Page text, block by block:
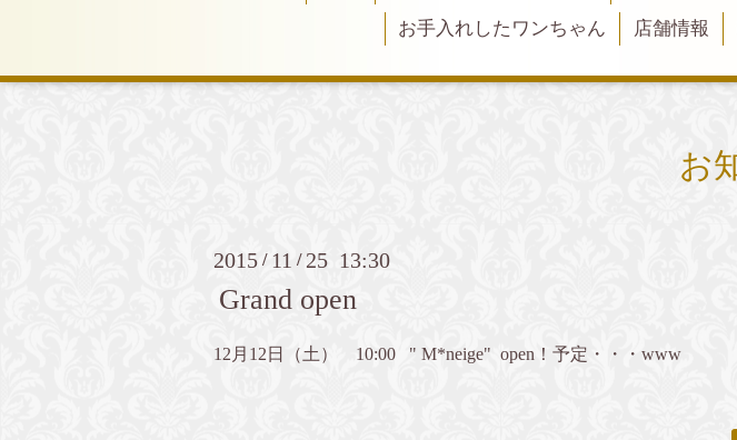
お手入れしたワンちゃん
店舗情報
お
2015 / 11 / 25 13:30
Grand open
12月12日（土） 10:00 " M*neige" open！予定・・・www